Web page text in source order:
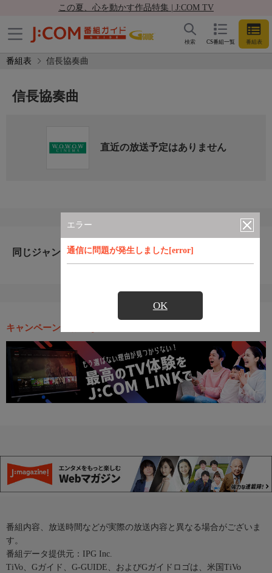
この夏、心を動かす作品特集 | J:COM TV
CS番組一覧 番組表
検索
番組表 信長協奏曲
エラー
通信に問題が発生しました[error]
OK
信長協奏曲
直近の放送予定はありません
同じジャンルのおすすめ番組
キャンペーン・お得な情報
番組内容、放送時間などが実際の放送内容と異なる場合がございま
す。
番組データ提供元：IPG Inc.
TiVo、Gガイド、G-GUIDE、およびGガイドロゴは、米国TiVo